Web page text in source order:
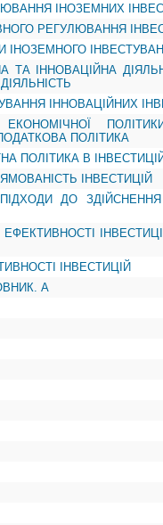
ІНОЗЕМНИХ
РЕГУЛЮВАННЯ
ІНОЗЕМНОГО
ТА ІННОВАЦІЙНА
ІННОВАЦІЙНИХ
ПОЛІТИКА
ПОЛІТИКА В
ІНВЕСТИЦІЙ
ДО
ЕФЕКТИВНОСТІ
ІНВЕСТИЦІЙ
А